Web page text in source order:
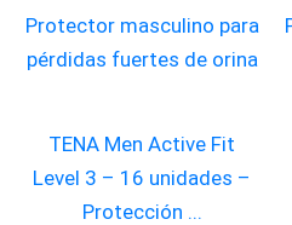
TENA Men Active Fit
Level 3 – 16 unidades –
Protección ...